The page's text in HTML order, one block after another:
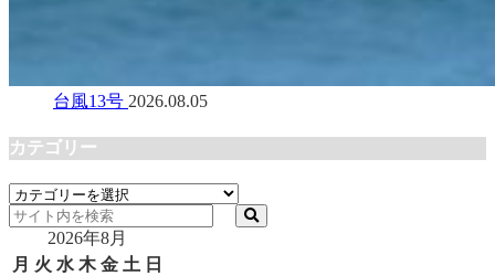
台風13号 2026.08.05
カテゴリー
カ
テ
リ
2026年8月
月 火 水 木 金 土 日